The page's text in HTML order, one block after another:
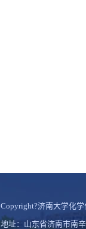
Copyright?济南大学化学
地址：山东省济南市南